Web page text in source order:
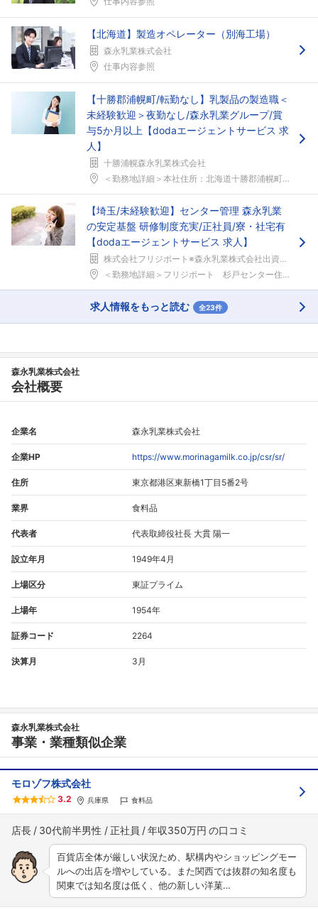
【北海道】製造オペレーター（別海工場）
森永乳業株式会社
仕事内容参照
【十勝郡浦幌町/転勤なし】乳製品の製造職＜
未経験歓迎＞夜勤なし/森永乳業グループ/賞
与5か月以上【dodaエージェントサービス 求
人】
十勝浦幌森永乳業株式会社
＜勤務地詳細＞本社住所：北海道十勝郡浦幌町字材木町...
【埼玉/未経験歓迎】センター管理 森永乳業
の安定基盤 研修制度充実/正社員/寮・社宅有
【dodaエージェントサービス 求人】
株式会社フリジポート※森永乳業株式会社出資100%のグループ会社
＜勤務地詳細＞フリジポート 杉戸センター住所：埼玉...
求人情報をもっと読む 全23件
森永乳業株式会社
会社概要
企業名 森永乳業株式会社
企業HP https://www.morinagamilk.co.jp/csr/sr/
住所 東京都港区東新橋1丁目5番2号
業界 食料品
代表者 代表取締役社長 大貫 陽一
設立年月 1949年4月
上場区分 東証プライム
上場年 1954年
証券コード 2264
決算月 3月
森永乳業株式会社
事業・業種類似企業
モロゾフ株式会社
3.2 兵庫県 食料品
店長 30代前半男性 正社員 年収350万円
百貨店全体が厳しい状況ため、駅構内やショッピングモー
ルへの出店を増やしている。また関西では抜群の知名度も
関東では知名度は低く、他の新しい洋菓…